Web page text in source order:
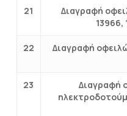
21
Διαγραφή
13966,
22
Διαγραφή
23
Διαγραφή